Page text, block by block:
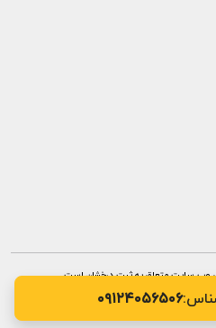
سایت متعلق به ثبت درخشان است.
ره وب
۰۹۱۲۴۰۵۶۵۰۶